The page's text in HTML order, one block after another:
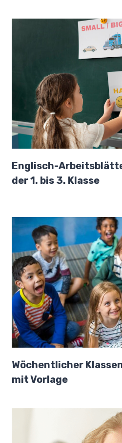
Englisch-
der 1. bis 3. Klasse
Wöchentlicher
mit Vorlage